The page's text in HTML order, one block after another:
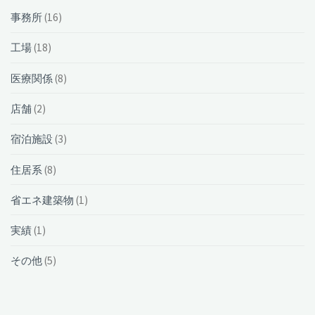
事務所(16)
工場(18)
医療関係(8)
店舗(2)
宿泊施設 (3)
住居系 (8)
省エネ建築物 (1)
実績(1)
その他(5)